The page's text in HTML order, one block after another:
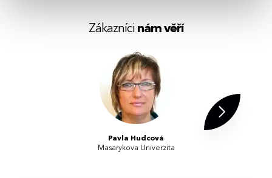
Zákazníci nám věří
Pavla Hudcová
Masarykova Univerzita